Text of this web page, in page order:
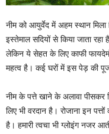
नीम को आयुर्वेद में अहम स्‍थान
इस्‍तेमाल सद‍ियों से क‍िया जाता
लेक‍िन ये सेहत के लिए काफी
महत्व है। कई घरों में इस पेड़ की
नीम के पत्ते खाने के अलावा
ल‍िए भी वरदान है। रोजाना इन
है। हमारी त्‍वचा भी ग्‍लोइंग नजर